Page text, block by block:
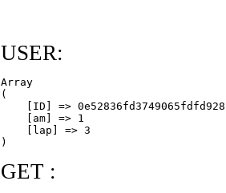
USER:
Array
(
[ID] =>
    [am] => 1
    [lap] => 3
GET :